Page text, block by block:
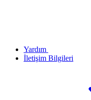
Yardım
İletişim Bilgileri